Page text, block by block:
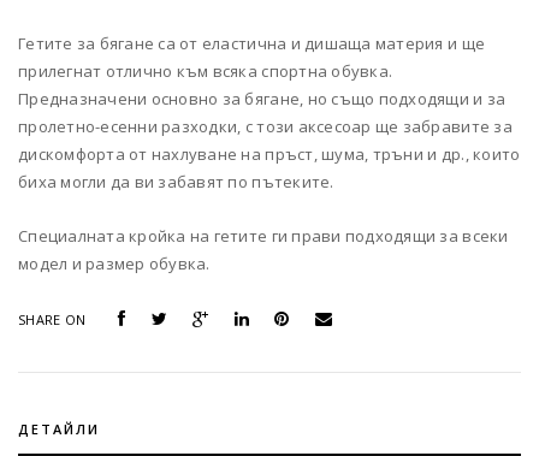
Гетите за бягане са от еластична и дишаща материя и ще
прилегнат отлично към всяка спортна обувка.
Предназначени основно за бягане, но също подходящи и за
пролетно-есенни разходки, с този аксесоар ще забравите за
дискомфорта от нахлуване на пръст, шума, тръни и др., които
биха могли да ви забавят по пътеките.
Специалната кройка на гетите ги прави подходящи за всеки
модел и размер обувка.
SHARE ON
ДЕТАЙЛИ